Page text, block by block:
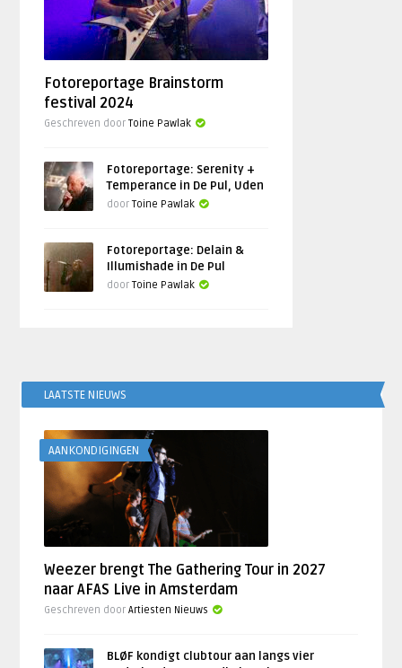
Fotoreportage Brainstorm
festival 2024
Geschreven doorToine Pawlak
Fotoreportage: Serenity +
Temperance in De Pul, Uden
doorToine Pawlak
Fotoreportage: Delain &
Illumishade in De Pul
doorToine Pawlak
LAATSTE NIEUWS
AANKONDIGINGEN
Weezer brengt The Gathering Tour in 2027
naar AFAS Live in Amsterdam
Geschreven doorArtiesten Nieuws
BLØF kondigt clubtour aan langs vier